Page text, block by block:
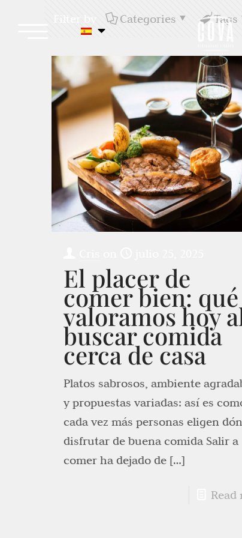
Filter by Categories Tags
El placer de
comer bien: qué
valoramos hoy
buscar comida
cerca de casa
Platos sabrosos, ambiente
y propuestas variadas: así es
cada vez más personas eligen
disfrutar de buena comida Salir a
comer ha dejado de[…]
Read